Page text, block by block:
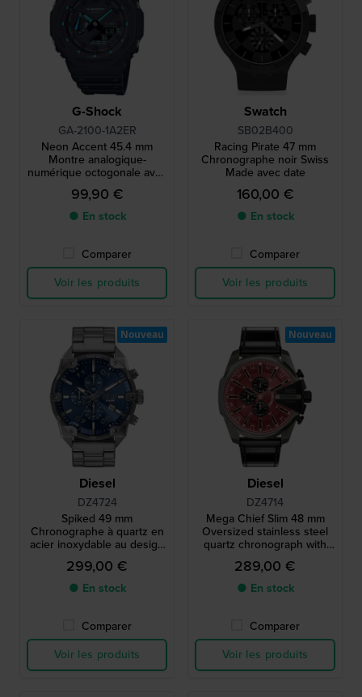
G-Shock
GA-2100-1A2ER
Neon Accent 45.4 mm
Montre analogique-
numérique octogonale avec
boîtier en carbone renforcé
99,90 €
● En stock
Comparer
Voir les produits
Swatch
SB02B400
Racing Pirate 47 mm
Chronographe noir Swiss
Made avec date
160,00 €
● En stock
Comparer
Voir les produits
Diesel
DZ4724
Spiked 49 mm
Chronographe à quartz en
acier inoxydable au design
industriel
299,00 €
● En stock
Comparer
Voir les produits
Nouveau
Diesel
DZ4714
Mega Chief Slim 48 mm
Oversized stainless steel
quartz chronograph with
date and glossy black strap
289,00 €
● En stock
Comparer
Voir les produits
Nouveau